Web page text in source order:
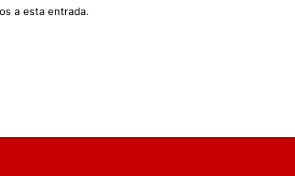
a esta entrada.